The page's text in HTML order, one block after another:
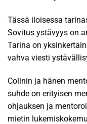
Tässä iloisessa
Sovitus ystävyys on
Tarina on
vahva viesti
Colinin ja hänen
suhde on erityisen
ohjauksen ja
mietin